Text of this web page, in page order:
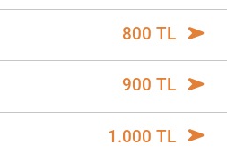
800 TL
900 TL
1.000 TL